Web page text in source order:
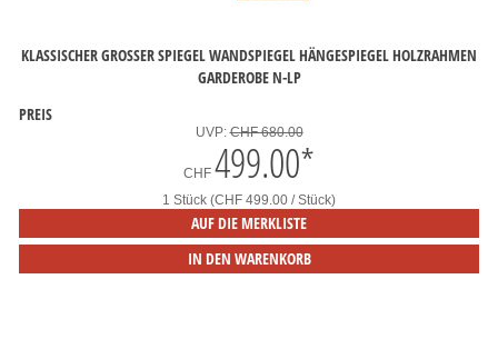
KLASSISCHER GROSSER SPIEGEL WANDSPIEGEL HÄNGESPIEGEL HOLZRAHMEN G
ARDEROBE N-LP
PREIS
UVP:CHF 680.00
CHF 499.00*
1 Stück (CHF 499.00 / Stück)
AUF DIE MERKLISTE
IN DEN WARENKORB